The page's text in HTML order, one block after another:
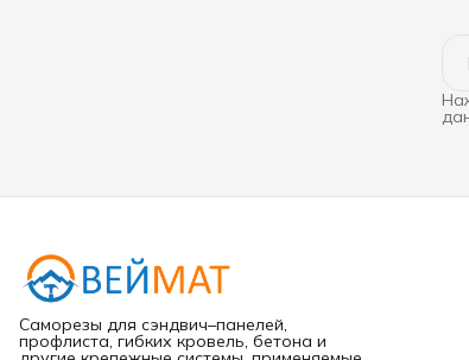
Саморезы для сэндвич–панелей,
профлиста, гибких кровель, бетона и